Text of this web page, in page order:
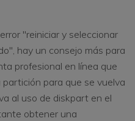
"reiniciar y seleccionar
hay un consejo más para
profesional en línea que
para que se vuelva
al uso de diskpart en el
obtener una